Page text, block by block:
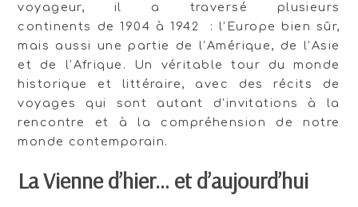
voyageur, il a traversé plusieurs
continents de 1904 à 1942 : l’Europe bien sûr,
mais aussi une partie de l’Amérique, de l’Asie
et de l’Afrique. Un véritable tour du monde
historique et littéraire, avec des récits de
voyages qui sont autant d’invitations à la
rencontre et à la compréhension de notre
monde contemporain.
La Vienne d’hier… et d’aujourd’hui